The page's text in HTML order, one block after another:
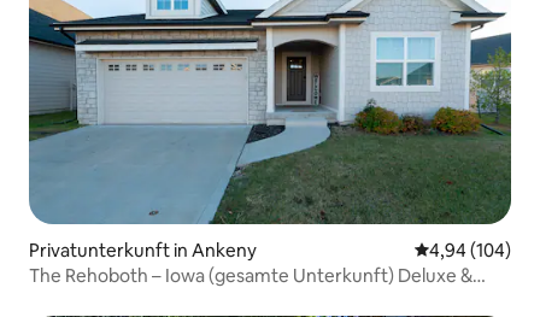
Privatunterkunft in Ankeny
4,94 (104)
The Rehoboth – Iowa (gesamte Unterkunft) Deluxe &